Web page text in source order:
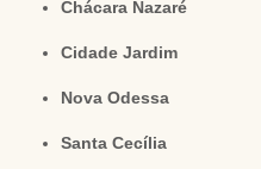
Chácara Nazaré
Cidade Jardim
Nova Odessa
Santa Cecília